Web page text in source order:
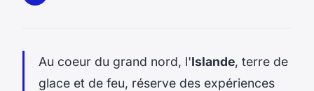
Au coeur du grand nord, l'Islande, terre de
glace et de feu, réserve des expériences